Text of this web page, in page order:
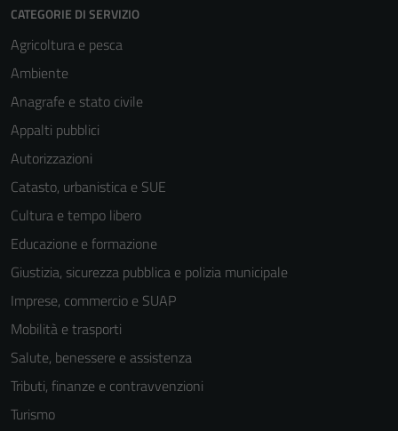
CATEGORIE DI SERVIZIO
Agricoltura e pesca
Ambiente
Anagrafe e stato civile
Appalti pubblici
Autorizzazioni
Catasto, urbanistica e SUE
Cultura e tempo libero
Educazione e formazione
Giustizia, sicurezza pubblica e polizia municipale
Imprese, commercio e SUAP
Mobilità e trasporti
Salute, benessere e assistenza
Tributi, finanze e contravvenzioni
Turismo